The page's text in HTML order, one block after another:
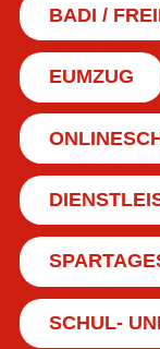
BADI /
EUMZUG
SCHUL-